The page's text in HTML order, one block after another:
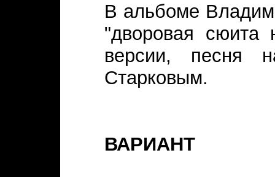
В альбоме
"дворовая
версии, песня
Старковым.
ВАРИАНТ